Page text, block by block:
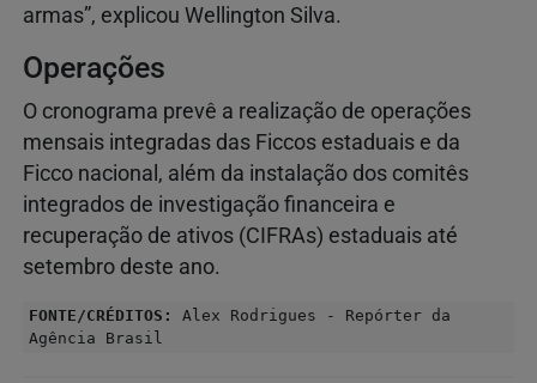
armas”, explicou Wellington Silva.
Operações
O cronograma prevê a realização de operações
mensais integradas das Ficcos estaduais e da
Ficco nacional, além da instalação dos comitês
integrados de investigação financeira e
recuperação de ativos (CIFRAs) estaduais até
setembro deste ano.
FONTE/CRÉDITOS:
Alex Rodrigues - Repórter da
Agência Brasil